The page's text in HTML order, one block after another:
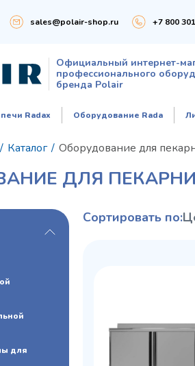
sales@polair-shop.ru +7 800
Официальный интернет-
профессионального
бренда Polair
Radax Оборудование Rada
/ Каталог / Оборудование для
ДЛЯ
для
Сортировать по: